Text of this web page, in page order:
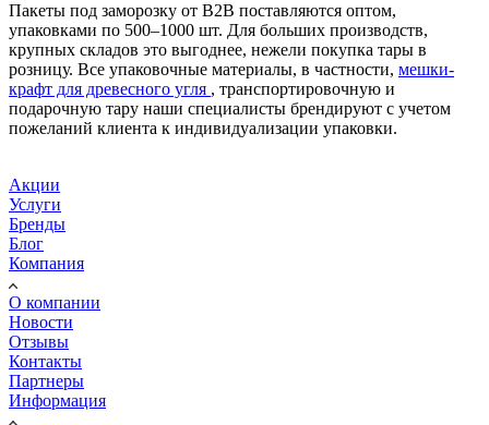
Пакеты под заморозку от B2B поставляются оптом,
упаковками по 500–1000 шт. Для больших производств,
крупных складов это выгоднее, нежели покупка тары в
розницу. Все упаковочные материалы, в частности, мешки-
крафт для древесного угля , транспортировочную и
подарочную тару наши специалисты брендируют с учетом
пожеланий клиента к индивидуализации упаковки.
Акции
Услуги
Бренды
Блог
Компания
О компании
Новости
Отзывы
Контакты
Партнеры
Информация